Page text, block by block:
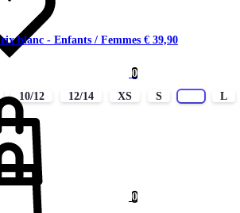
0
Panier
0
blanc - Enfants / Femmes € 39,90
10/12 12/14 XS S
L